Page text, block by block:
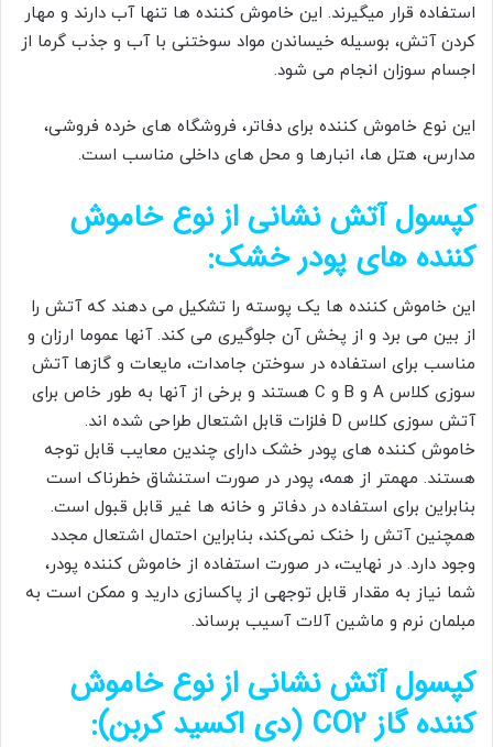
استفاده قرار میگیرند. این خاموش کننده ها تنها آب دارند و مهار
کردن آتش، بوسیله خیساندن مواد سوختنی با آب و جذب گرما از
اجسام سوزان انجام می شود.
این نوع خاموش کننده برای دفاتر، فروشگاه های خرده فروشی،
مدارس، هتل ها، انبارها و محل های داخلی مناسب است.
کپسول آتش نشانی از نوع خاموش
کننده های پودر خشک:
این خاموش کننده ها یک پوسته را تشکیل می دهند که آتش را
از بین می برد و از پخش آن جلوگیری می کند. آنها عموما ارزان و
مناسب برای استفاده در سوختن جامدات، مایعات و گازها آتش
سوزی کلاس A و B و C هستند و برخی از آنها به طور خاص برای
آتش سوزی کلاس D فلزات قابل اشتعال طراحی شده اند.
خاموش کننده های پودر خشک دارای چندین معایب قابل توجه
هستند. مهمتر از همه، پودر در صورت استنشاق خطرناک است
بنابراین برای استفاده در دفاتر و خانه ها غیر قابل قبول است.
همچنین آتش را خنک نمی‌کند، بنابراین احتمال اشتعال مجدد
وجود دارد. در نهایت، در صورت استفاده از خاموش کننده پودر،
شما نیاز به مقدار قابل توجهی از پاکسازی دارید و ممکن است به
مبلمان نرم و ماشین آلات آسیب برساند.
کپسول آتش نشانی از نوع خاموش
کننده گاز CO2 (دی اکسید کربن):